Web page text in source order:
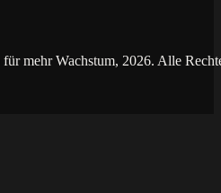
mehr Wachstum, 2026. Alle